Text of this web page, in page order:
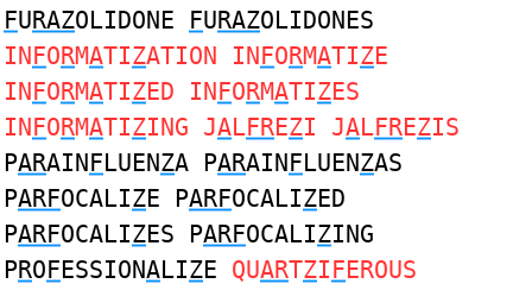
FURAZOLIDONE FURAZOLIDONES
INFORMATIZATION INFORMATIZE
INFORMATIZED INFORMATIZES
INFORMATIZING JALFREZI JALFREZIS
PARAINFLUENZA PARAINFLUENZAS
PARFOCALIZE PARFOCALIZED
PARFOCALIZES PARFOCALIZING
PROFESSIONALIZE QUARTZIFEROUS